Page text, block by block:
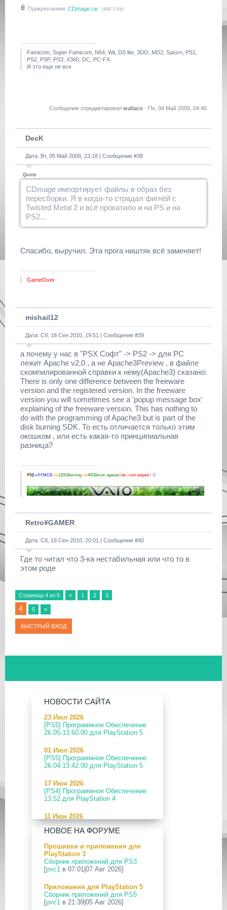
Прикрепления: CDmage.rar (469.1 Kb)
Famicom, Super Famicom, N64, Wii, DS lite, 3DO, MD2, Saturn, PS1,
PS2, PSP, PS3, X360, DC, PC-FX
И это еще не все
Сообщение отредактировал wallace - Пн, 04 Май 2009, 04:45
DecK
Дата: Вт, 05 Май 2009, 23:18 | Сообщение #38
Quote
CDmage импортирует файлы в образ без
пересборки. Я в когда-то страдал фигнёй с
Twisted Metal 2 и всё прокатило и на PS и на
PS2...
Спасибо, выручил. Эта прога ништяк всё заменяет!
GameOver
mishail12
Дата: Сб, 18 Сен 2010, 19:51 | Сообщение #39
а почему у нас в "PSX Софт" -> PS2 -> для PC
лежит Apache v2.0 , а не Apache3Preview , в файле
скомпилированной справки к нему(Apache3) сказано:
There is only one difference between the freeware
version and the registered version. In the freeware
version you will sometimes see a 'popup message box'
explaining of the freeware version. This has nothing to
do with the programming of Apache3 but is part of the
disk burning SDK. То есть отличается только этим
окошком , или есть какая-то принципиальная
разница?
PS2v.9 FMCB ide120GBsmsng ide40GBmxtr agestar(ide->usb adapter) :D
Retro¥GAMER
Дата: Сб, 18 Сен 2010, 20:01 | Сообщение #40
Где то читал что 3-ка нестабильная или что то в
этом роде
Страница 4 из 5 « 1 2 3
4 5 »
НОВОСТИ САЙТА
23 Июл 2026
[PS5] Программное Обеспечение
26.05-13.60.00 для PlayStation 5
01 Июл 2026
[PS5] Программное Обеспечение
26.04-13.42.00 для PlayStation 5
17 Июн 2026
[PS4] Программное Обеспечение
13.52 для PlayStation 4
11 Июн 2026
[PS5] Программное Обеспечение
26.04-13.40.00 для PlayStation 5
24 Апр 2026
[PS5] Программное Обеспечение
26.03-13.20.00 для PlayStation 5
12 Апр 2026
[PS Portal] Программное
Обеспечение 7.0.2 для PS Portal
НОВОЕ НА ФОРУМЕ
Прошивки и приложения для
PlayStation 3
Сборник приложений для PS3
[pvc1 в 07:01|07 Авг 2026]
Приложения для PlayStation 5
Сборник приложений для PS5
[pvc1 в 21:39|05 Авг 2026]